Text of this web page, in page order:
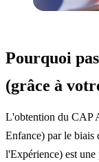
Pourquoi
(grâce à
L'obtention du CAP
Enfance) par le
l'Expérience) est